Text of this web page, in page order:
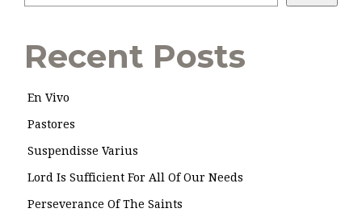
Recent Posts
En Vivo
Pastores
Suspendisse Varius
Lord Is Sufficient For All Of Our Needs
Perseverance Of The Saints